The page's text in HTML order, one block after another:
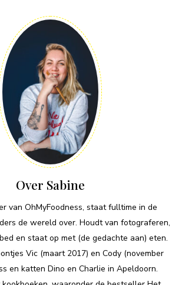
Over Sabine
van OhMyFoodness, staat fulltime in de
de wereld over. Houdt van fotograferen,
en staat op met (de gedachte aan) eten.
Vic (maart 2017) en Cody (november
en katten Dino en Charlie in Apeldoorn.